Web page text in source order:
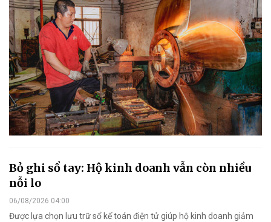
Bỏ ghi sổ tay: Hộ kinh doanh vẫn còn nhiều
nỗi lo
06/08/2026 04:00
Được lựa chọn lưu trữ sổ kế toán điện tử giúp hộ kinh doanh giảm